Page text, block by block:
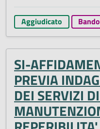
Aggiudicato Bando
SI-
PREVIA
DEI SERVIZI